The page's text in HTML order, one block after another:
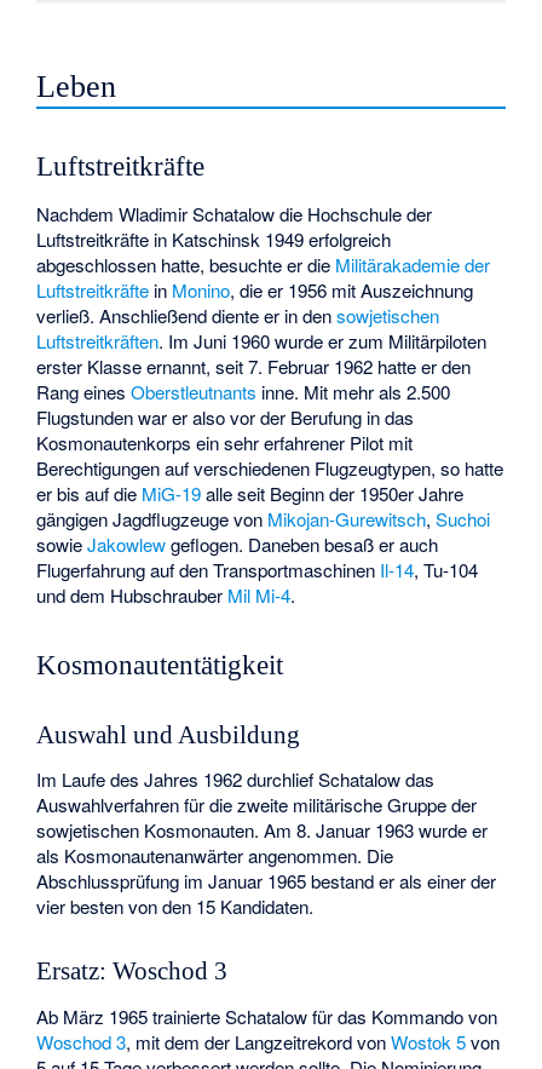
Leben
Luftstreitkräfte
Nachdem Wladimir Schatalow die Hochschule der
Luftstreitkräfte in Katschinsk 1949 erfolgreich
abgeschlossen hatte, besuchte er die Militärakademie der
Luftstreitkräfte in Monino, die er 1956 mit Auszeichnung
verließ. Anschließend diente er in densowjetischen
Luftstreitkräften. Im Juni 1960 wurde er zum Militärpiloten
erster Klasse ernannt, seit 7. Februar 1962 hatte er den
Rang einesOberstleutnants inne. Mit mehr als 2.500
Flugstunden war er also vor der Berufung in das
Kosmonautenkorps ein sehr erfahrener Pilot mit
Berechtigungen auf verschiedenen Flugzeugtypen, so hatte
er bis auf die MiG-19alle seit Beginn der 1950er Jahre
gängigen Jagdflugzeuge von Mikojan-Gurewitsch,Suchoi
sowieJakowlewgeflogen. Daneben besaß er auch
Flugerfahrung auf den Transportmaschinen Il-14,Tu-104
und dem Hubschrauber Mil Mi-4.
Kosmonautentätigkeit
Auswahl und Ausbildung
Im Laufe des Jahres 1962 durchlief Schatalow das
Auswahlverfahren für die zweite militärische Gruppe der
sowjetischen Kosmonauten. Am 8. Januar 1963 wurde er
als Kosmonautenanwärter angenommen. Die
Abschlussprüfung im Januar 1965 bestand er als einer der
vier besten von den 15 Kandidaten.
Ersatz: Woschod 3
Ab März 1965 trainierte Schatalow für das Kommando von
Woschod 3, mit dem der Langzeitrekord vonWostok 5von